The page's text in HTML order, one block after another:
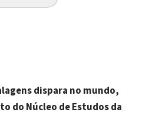
dispara no mundo,
do Núcleo de Estudos da